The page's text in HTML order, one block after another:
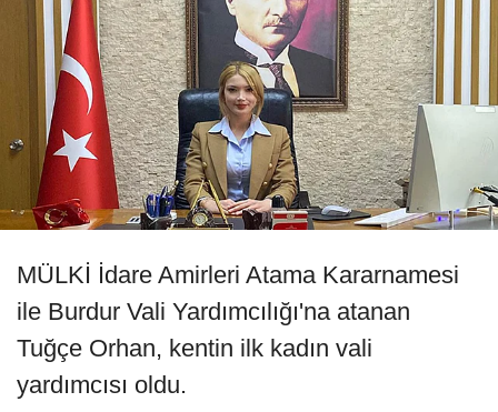
MÜLKİ İdare Amirleri Atama Kararnamesi
ile Burdur Vali Yardımcılığı'na atanan
Tuğçe Orhan, kentin ilk kadın vali
yardımcısı oldu.